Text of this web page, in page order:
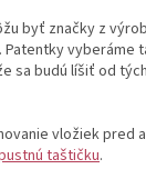
byť značky z
Patentky vyberáme
sa budú líšiť od
vložiek pred
taštičku.